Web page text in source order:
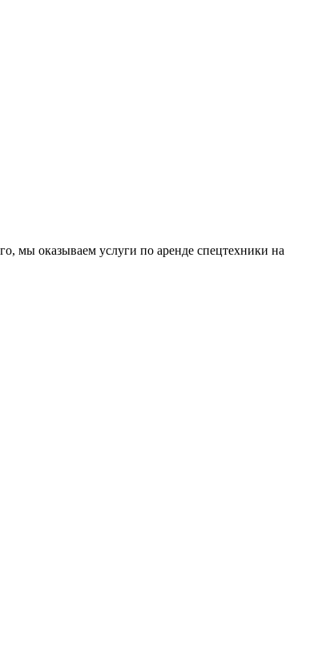
мы оказываем услуги по аренде спецтехники на